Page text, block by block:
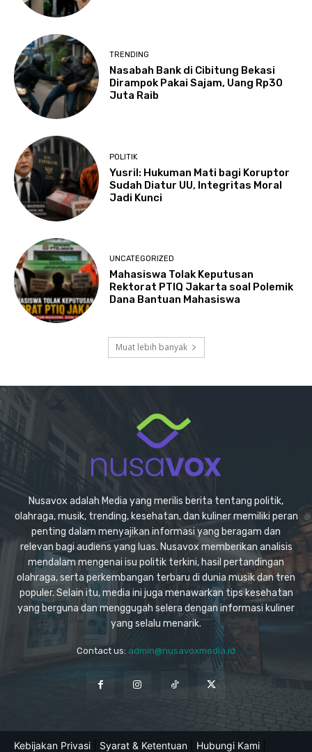
TRENDING
Nasabah Bank di Cibitung Bekasi
Dirampok Pakai Sajam, Uang Rp30
Juta Raib
POLITIK
Yusril: Hukuman Mati bagi Koruptor
Sudah Diatur UU, Integritas Moral
Jadi Kunci
UNCATEGORIZED
Mahasiswa Tolak Keputusan
Rektorat PTIQ Jakarta soal Polemik
Dana Bantuan Mahasiswa
Muat lebih banyak
Nusavox adalah Media yang merilis berita tentang politik,
olahraga, musik, trending, kesehatan, dan kuliner memiliki peran
penting dalam menyajikan informasi yang beragam dan
relevan bagi audiens yang luas. Nusavox memberikan analisis
mendalam mengenai isu politik terkini, hasil pertandingan
olahraga, serta perkembangan terbaru di dunia musik dan tren
populer. Selain itu, media ini juga menawarkan tips kesehatan
yang berguna dan menggugah selera dengan informasi kuliner
yang selalu menarik.
Contact us: admin@nusavoxmedia.id
Kebijakan Privasi Syarat & Ketentuan Hubungi Kami